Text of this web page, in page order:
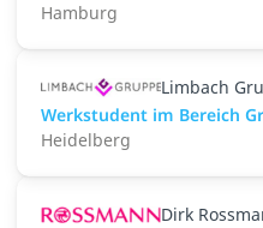
Hamburg
Limbach
Werkstudent im Bereich
Heidelberg
Dirk